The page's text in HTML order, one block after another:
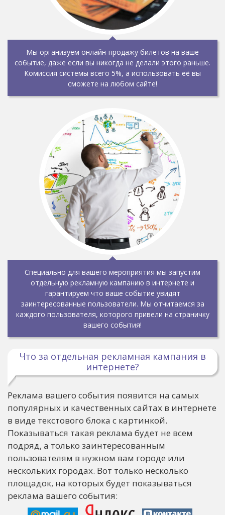
Мы организуем онлайн-продажу билетов на ваше
событие, даже если вы никогда не делали этого раньше.
Комиссия системы всего 5%, а использовать её вы
сможете на любом сайте!
Специально для вашего мероприятия мы запустим
отдельную рекламную кампанию в интернете и
гарантируем что ваше событие увидят
заинтересованные пользователи. Мы отчитаемся за
каждого пользователя, которого привели на страничку
вашего события!
Что за отдельная рекламная кампания в
интернете?
Реклама вашего события появится на самых
популярных и качественных сайтах в интернете
в виде текстового блока с картинкой.
Показываться такая реклама будет не всем
подряд, а только заинтересованным
пользователям в нужном вам городе или
нескольких городах. Вот только несколько
площадок, на которых будет показываться
реклама вашего события: